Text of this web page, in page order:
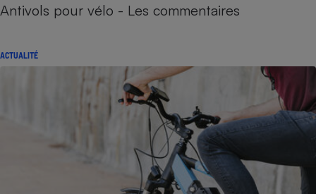
Antivols pour vélo - Les commentaires
ACTUALITÉ